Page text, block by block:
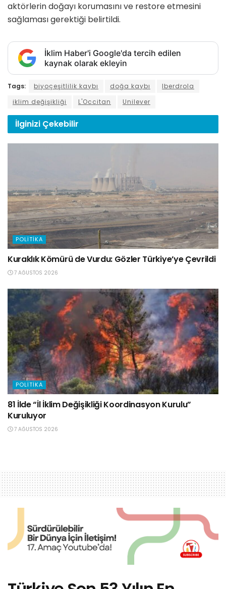
aktörlerin doğayı korumasını ve restore etmesini
sağlaması gerektiği belirtildi.
İklim Haber'i Google'da tercih edilen
kaynak olarak ekleyin
Tags: biyoçeşitlilik kaybı doğa kaybı
Iberdrola
iklim değişikliği
L'Occitan Unilever
İlginizi Çekebilir
POLITIKA
Kuraklık Kömürü de Vurdu: Gözler Türkiye’ye Çevrildi
7 AĞUSTOS 2026
POLITIKA
81 İlde “İl İklim Değişikliği Koordinasyon Kurulu”
Kuruluyor
7 AĞUSTOS 2026